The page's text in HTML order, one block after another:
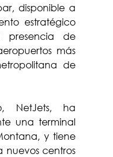
disponible a
estratégico
presencia de
más
de
NetJets, ha
una terminal
y tiene
nuevos centros